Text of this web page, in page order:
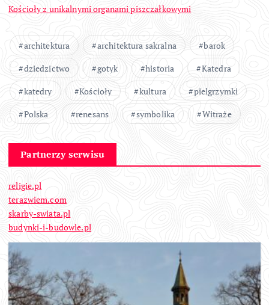
Kościoły z unikalnymi organami piszczałkowymi
architektura architektura sakralna
barok
dziedzictwo
gotyk historia
Katedra
katedry
Kościoły kultura
pielgrzymki
Polska
renesans symbolika Witraże
Partnerzy serwisu
religie.pl
terazwiem.com
skarby-swiata.pl
budynki-i-budowle.pl